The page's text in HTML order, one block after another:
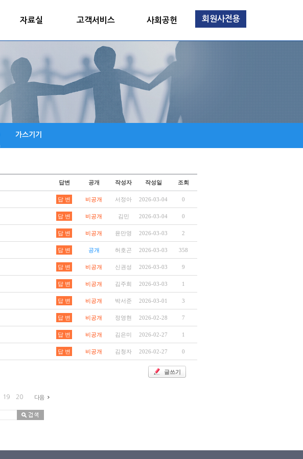
자료실 고객서비스 사회공헌 회원사전용
가스기기
답변 공개 작성자 작성일 조회
답 변 비공개 서정아 2026-03-04 0
답 변 비공개 김민 2026-03-04 0
답 변 비공개 윤만영 2026-03-03 2
답 변 공개 허호곤 2026-03-03 358
답 변 비공개 신권성 2026-03-03 9
답 변 비공개 김주희 2026-03-03 1
답 변 비공개 박서준 2026-03-01 3
답 변 비공개 정영현 2026-02-28 7
답 변 비공개 김은미 2026-02-27 1
답 변 비공개 김청자 2026-02-27 0
글쓰기
19 20 다음